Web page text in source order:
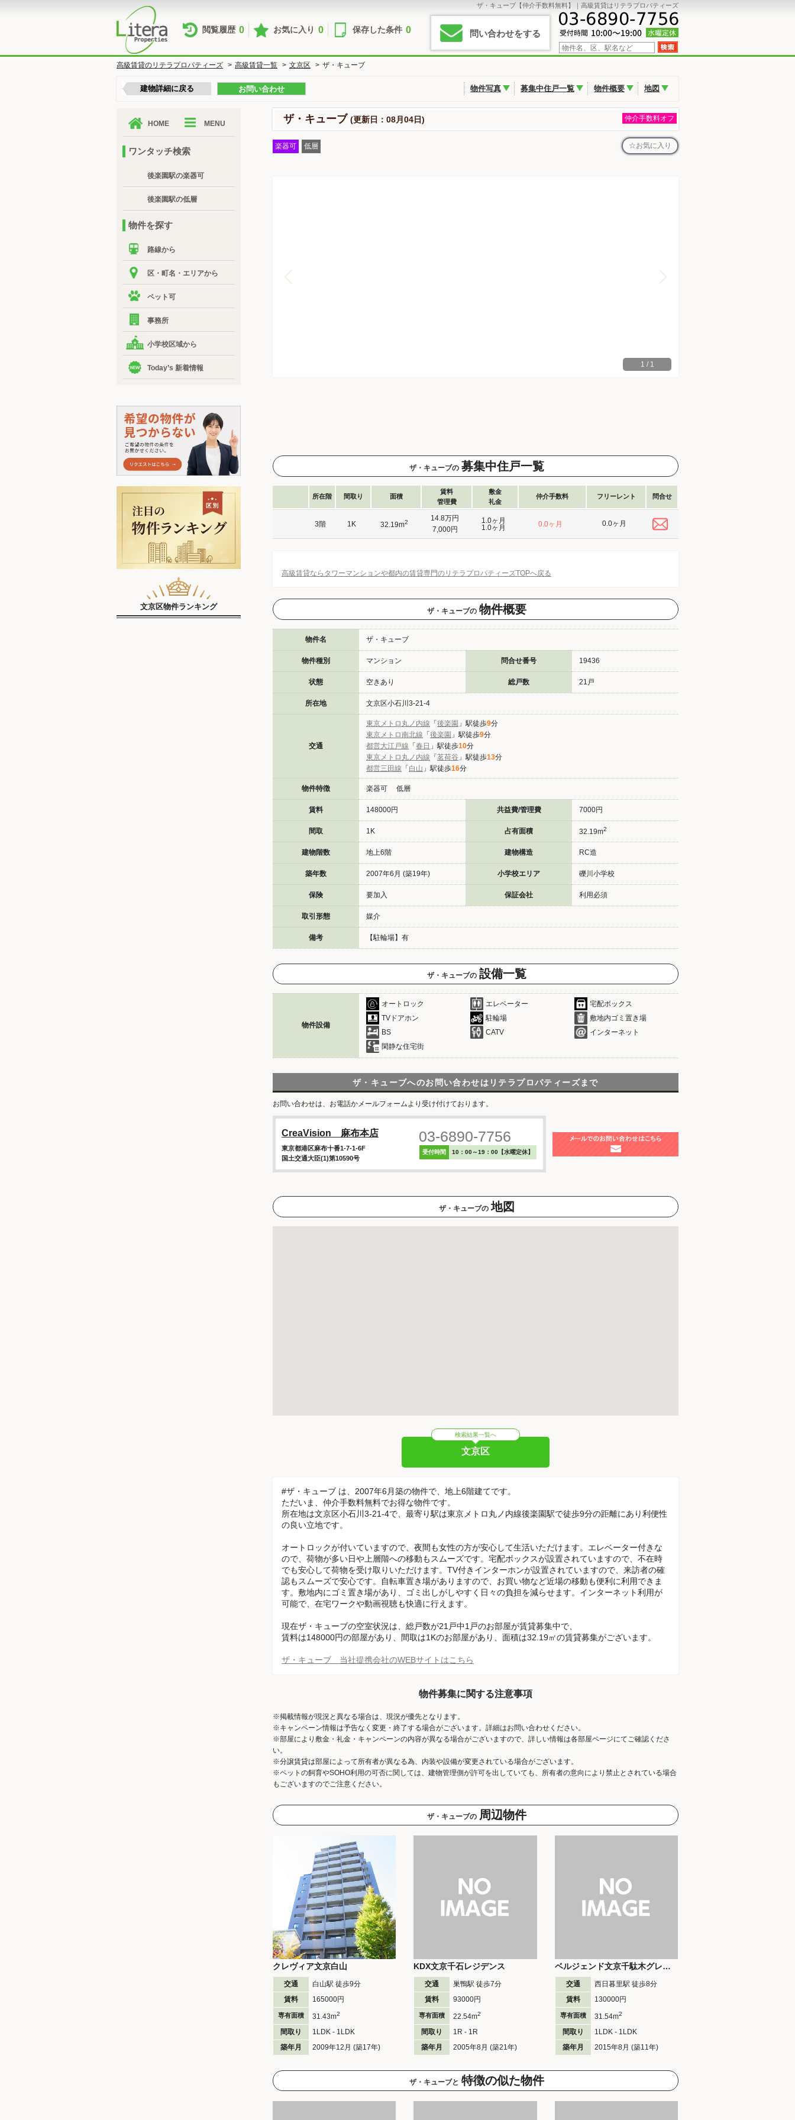
ザ・キューブ【仲介手数料無料】｜高級賃貸はリテラプロパティーズ
閲覧履歴 0 お気に入り 0 保存した条件 0 問い合わせをする
高級賃貸のリテラプロパティーズ > 高級賃貸一覧 > 文京区 > ザ・キューブ
建物詳細に戻る お問い合わせ 物件写真 募集中住戸一覧 物件概要 地図
ザ・キューブ (更新日：08月04日) 仲介手数料オフ
楽器可 低層 お気に入り
1 / 1
ザ・キューブの 募集中住戸一覧
所在階 間取り 面積
賃料
管理費
敷金
礼金
仲介手数料 フリーレント 問合せ
14.8万円
7,000円
1.0ヶ月
1.0ヶ月
0.0ヶ月 0.0ヶ月
3階 1K 32.19m2
高級賃貸ならタワーマンションや都内の賃貸専門のリテラプロパティーズTOPへ戻る
ザ・キューブの 物件概要
物件名 ザ・キューブ
物件種別 マンション 問合せ番号 19436
状態 空きあり 総戸数 21戸
所在地 文京区小石川3-21-4
交通
東京メトロ丸ノ内線 「後楽園 」駅徒歩9分
東京メトロ南北線 「後楽園 」駅徒歩9分
都営大江戸線 「春日 」駅徒歩10分
東京メトロ丸ノ内線 「茗荷谷 」駅徒歩13分
都営三田線 「白山 」駅徒歩16分
物件特徴 楽器可 低層
賃料 148000円 共益費/管理費 7000円
間取 1K 占有面積 32.19m2
建物階数 地上6階 建物構造 RC造
築年数 2007年6月 (築19年) 小学校エリア 礫川小学校
保険 要加入 保証会社 利用必須
取引形態 媒介
備考 【駐輪場】有
ザ・キューブの 設備一覧
物件設備
オートロック エレベーター
宅配ボックス
TVドアホン
駐輪場
敷地内ゴミ置き場
BS
CATV
インターネット
閑静な住宅街
ザ・キューブへのお問い合わせは リテラプロパティーズまで
お問い合わせは、お電話かメールフォームより受け付けております。
CreaVision 麻布本店
東京都港区麻布十番1-7-1-6F
国土交通大臣(1)第10590号
03-6890-7756
受付時間 10：00～19：00【水曜定休】
ザ・キューブの 地図
検索結果一覧へ
文京区
#ザ・キューブ は、2007年6月築の物件で、地上6階建てです。
ただいま、仲介手数料無料でお得な物件です。
所在地は文京区小石川3-21-4で、最寄り駅は東京メトロ丸ノ内線後楽園駅で徒歩9分の距離にあり利便性
の良い立地です。
オートロックが付いていますので、夜間も女性の方が安心して生活いただけます。エレベーター付きな
ので、荷物が多い日や上層階への移動もスムーズです。宅配ボックスが設置されていますので、不在時
でも安心して荷物を受け取りいただけます。TV付きインターホンが設置されていますので、来訪者の確
認もスムーズで安心です。自転車置き場がありますので、お買い物など近場の移動も便利に利用できま
す。敷地内にゴミ置き場があり、ゴミ出しがしやすく日々の負担を減らせます。インターネット利用が
可能で、在宅ワークや動画視聴も快適に行えます。
現在ザ・キューブの空室状況は、総戸数が21戸中1戸のお部屋が賃貸募集中で、
賃料は148000円の部屋があり、間取は1Kのお部屋があり、面積は32.19㎡の賃貸募集がございます。
ザ・キューブ 当社提携会社のWEBサイトはこちら
物件募集に関する注意事項
※掲載情報が現況と異なる場合は、現況が優先となります。
※キャンペーン情報は予告なく変更・終了する場合がございます。詳細はお問い合わせください。
※部屋により敷金・礼金・キャンペーンの内容が異なる場合がございますので、詳しい情報は各部屋ページにてご確認くださ
い。
※分譲賃貸は部屋によって所有者が異なる為、内装や設備が変更されている場合がございます。
※ペットの飼育やSOHO利用の可否に関しては、建物管理側が許可を出していても、所有者の意向により禁止とされている場合
もございますのでご注意ください。
ザ・キューブの 周辺物件
クレヴィア文京白山
交通 白山駅 徒歩9分
賃料
165000円
専有面積 31.43m2
間取り
1LDK - 1LDK
築年月
2009年12月 (築17年)
KDX文京千石レジデンス
交通 巣鴨駅 徒歩7分
賃料
93000円
専有面積 22.54m2
間取り
1R - 1R
築年月
2005年8月 (築21年)
ベルジェンド文京千駄木グレイス
交通 西日暮里駅 徒歩8分
賃料
130000円
専有面積 31.54m2
間取り
1LDK - 1LDK
築年月
2015年8月 (築11年)
ザ・キューブと 特徴の似た物件
HOME MENU
ワンタッチ検索
後楽園駅の楽器可
後楽園駅の低層
物件を探す
路線から
区・町名・エリアから
ペット可
事務所
小学校区域から
Today’s 新着情報
文京区物件ランキング